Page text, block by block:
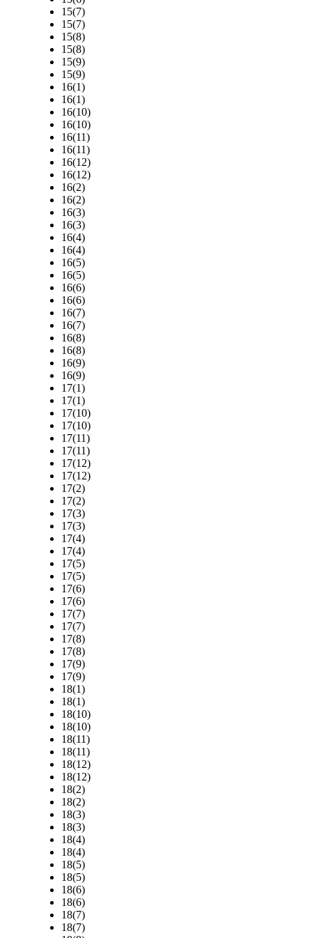
15(7)
15(7)
15(8)
15(8)
15(9)
15(9)
16(1)
16(1)
16(10)
16(10)
16(11)
16(11)
16(12)
16(12)
16(2)
16(2)
16(3)
16(3)
16(4)
16(4)
16(5)
16(5)
16(6)
16(6)
16(7)
16(7)
16(8)
16(8)
16(9)
16(9)
17(1)
17(1)
17(10)
17(10)
17(11)
17(11)
17(12)
17(12)
17(2)
17(2)
17(3)
17(3)
17(4)
17(4)
17(5)
17(5)
17(6)
17(6)
17(7)
17(7)
17(8)
17(8)
17(9)
17(9)
18(1)
18(1)
18(10)
18(10)
18(11)
18(11)
18(12)
18(12)
18(2)
18(2)
18(3)
18(3)
18(4)
18(4)
18(5)
18(5)
18(6)
18(6)
18(7)
18(7)